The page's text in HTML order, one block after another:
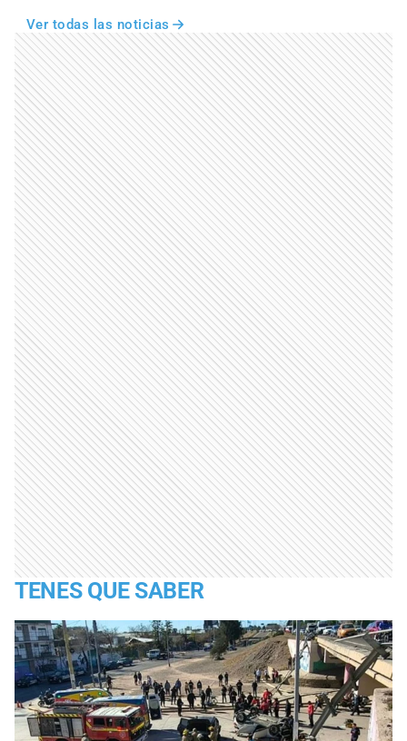
Ver todas las noticias
TENES QUE SABER